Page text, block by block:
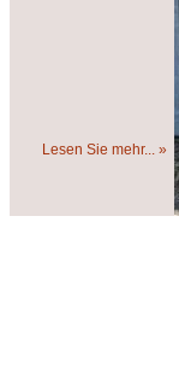
Lesen Sie mehr... »